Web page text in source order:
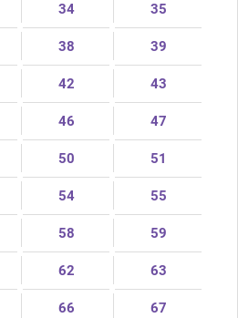
34 35
38 39
42 43
46 47
50 51
54 55
58 59
62 63
66 67